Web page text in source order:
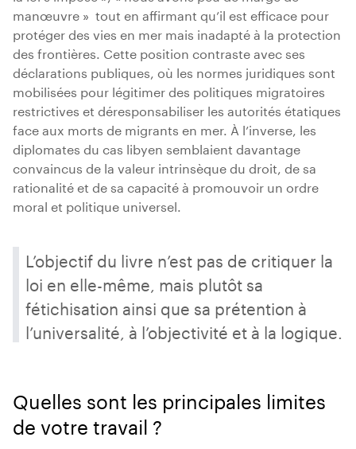
manœuvre » tout en affirmant qu’il est efficace pour
protéger des vies en mer mais inadapté à la protection
des frontières. Cette position contraste avec ses
déclarations publiques, où les normes juridiques sont
mobilisées pour légitimer des politiques migratoires
restrictives et déresponsabiliser les autorités étatiques
face aux morts de migrants en mer. À l’inverse, les
diplomates du cas libyen semblaient davantage
convaincus de la valeur intrinsèque du droit, de sa
rationalité et de sa capacité à promouvoir un ordre
moral et politique universel.
L’objectif du livre n’est pas de critiquer la
loi en elle-même, mais plutôt sa
fétichisation ainsi que sa prétention à
l’universalité, à l’objectivité et à la logique.
Quelles sont les principales limites
de votre travail ?